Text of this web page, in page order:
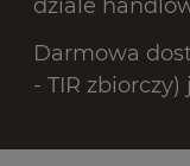
dziale
Darmowa
- TIR zbiorczy)